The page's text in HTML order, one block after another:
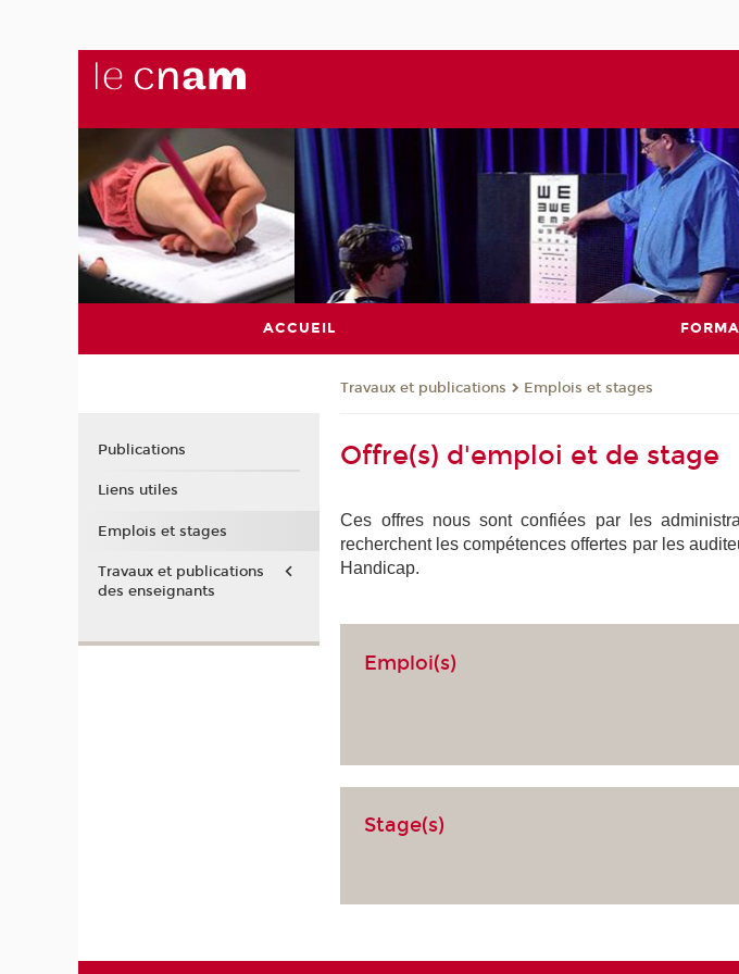
ACCUEIL
Travaux et publications Emplois et stages
Offre(s) d'emploi et de stage
Ces offres nous sont confiées par les
recherchent les compétences offertes par les
Handicap.
Emploi(s)
Stage(s)
Publications
Liens utiles
Emplois et stages
Travaux et publications
des enseignants